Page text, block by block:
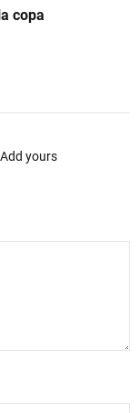
copa
Add yours